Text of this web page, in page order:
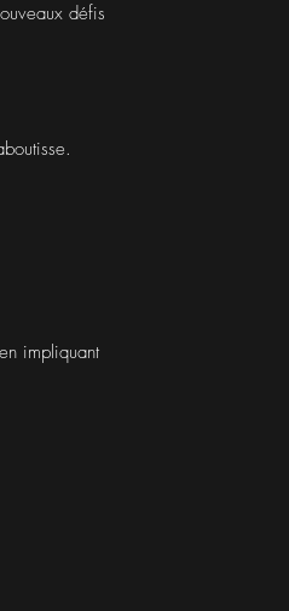
défis
impliquant